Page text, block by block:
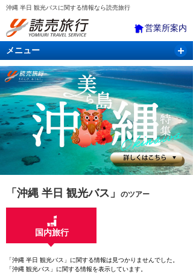
沖縄 半日 観光バスに関する情報なら読売旅行
営業所案内
メニュー
国内旅行 バスツアー 海外旅行 クルーズ
航空・ＪＲ＋宿泊 航空券＆ホテル
「沖縄 半日 観光バス」 のツアー
国内旅行
「沖縄 半日 観光バス」に関する情報は見つかりませんでした。
「沖縄 観光バス」に関する情報を表示しています。